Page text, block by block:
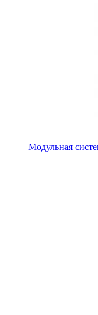
Модульная